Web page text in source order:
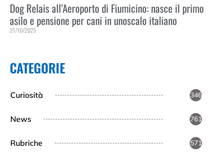
Dog Relais all’Aeroporto di Fiumicino: nasce il primo
asilo e pensione per cani in unoscalo italiano
21/10/2025
CATEGORIE
Curiosità 346
News 761
Rubriche 571